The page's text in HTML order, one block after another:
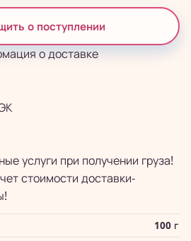
о поступлении
о доставке
услуги при получении груза!
стоимости доставки-
100 г